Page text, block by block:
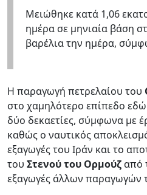
Μειώθηκε κατά 1,06
ημέρα σε μηνιαία βάση
βαρέλια την ημέρα,
Η παραγωγή πετρελαίου του
στο χαμηλότερο επίπεδο
δύο δεκαετίες, σύμφωνα με
καθώς ο ναυτικός
εξαγωγές του Ιράν και το
του Στενού του Ορμούζαπό
εξαγωγές άλλων παραγωγών